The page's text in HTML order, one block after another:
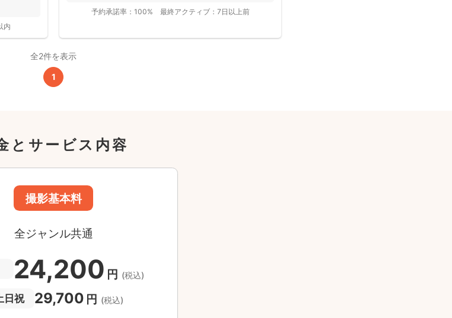
内
予約承諾率： 100% 最終アクティブ： 7日以上前
全2件を表示
1
とサービス内容
円 (税込)
(税込)
枚以上
す
大丈夫